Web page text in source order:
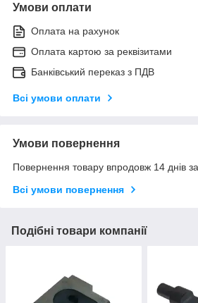
Умови оплати
Оплата на рахунок
Оплата картою за реквізитами
Банківський переказ з ПДВ
Всі умови оплати
Умови повернення
Повернення товару впродовж 14 днів
Всі умови повернення
Подібні товари компанії